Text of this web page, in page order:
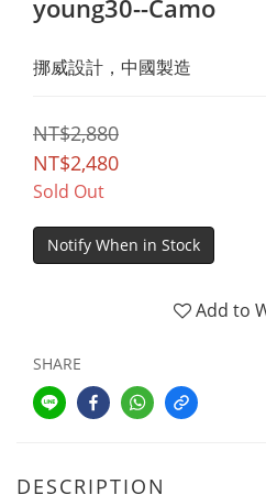
young30--Camo
挪威設計，中國製造
NT$2,880
NT$2,480
Sold Out
Notify When in Stock
Add to
SHARE
DESCRIPTION